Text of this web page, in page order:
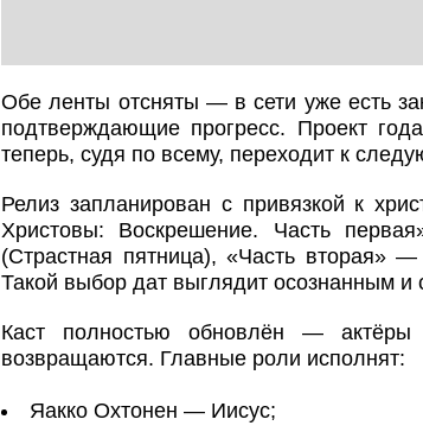
Обе ленты отсняты — в сети уже есть
подтверждающие прогресс. Проект
теперь, судя по всему, переходит к
Релиз запланирован с привязкой к
Христовы: Воскрешение. Часть
(Страстная пятница), «Часть вторая»
Такой выбор дат выглядит осознанным
Каст полностью обновлён — актёры
возвращаются. Главные роли исполнят:
Яакко Охтонен — Иисус;